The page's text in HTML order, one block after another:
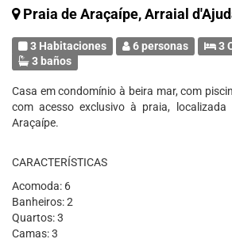
Praia de Araçaípe, Arraial
3 Habitaciones 6 personas
3
3 baños
Casa em condomínio à beira mar, com
com acesso exclusivo à praia,
Araçaípe.
CARACTERÍSTICAS
Acomoda: 6
Banheiros: 2
Quartos: 3
Camas: 3